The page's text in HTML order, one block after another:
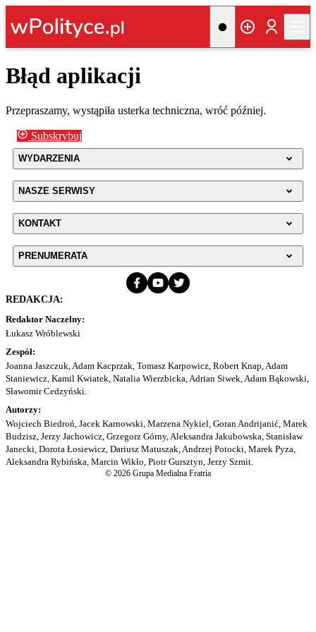
Błąd aplikacji
Przepraszamy, wystąpiła usterka techniczna, wróć później.
Subskrybuj
WYDARZENIA
NASZE SERWISY
KONTAKT
PRENUMERATA
REDAKCJA:
Redaktor Naczelny:
Łukasz Wróblewski
Zespół:
Joanna Jaszczuk, Adam Kacprzak, Tomasz Karpowicz, Robert Knap, Adam
Staniewicz, Kamil Kwiatek, Natalia Wierzbicka, Adrian Siwek, Adam Bąkowski,
Sławomir Cedzyński.
Autorzy:
Wojciech Biedroń, Jacek Karnowski, Marzena Nykiel, Goran Andrijanić, Marek
Budzisz, Jerzy Jachowicz, Grzegorz Górny, Aleksandra Jakubowska, Stanisław
Janecki, Dorota Łosiewicz, Dariusz Matuszak, Andrzej Potocki, Marek Pyza,
Aleksandra Rybińska, Marcin Wikło, Piotr Gursztyn, Jerzy Szmit.
© 2026 Grupa Medialna Fratria